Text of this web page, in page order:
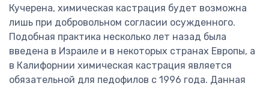
Кучерена, химическая кастрация будет возможна
лишь при добровольном согласии осужденного.
Подобная практика несколько лет назад была
введена в Израиле и в некоторых странах Европы, а
в Калифорнии химическая кастрация является
обязательной для педофилов с 1996 года. Данная